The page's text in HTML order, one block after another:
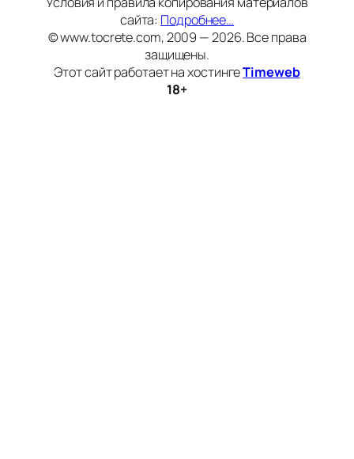
сайта: Подробнее…
© www.tocrete.com, 2009 — 2026. Все права
защищены.
Этот сайт работает на хостингеTimeweb
18+